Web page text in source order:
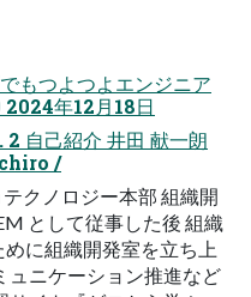
もつよつよエンジニア
年12月18日
自己紹介 井田 献一朗
/
クノロジー本部 組織開
として従事した後 組織
に組織開発室を立ち上
ュニケーション推進など